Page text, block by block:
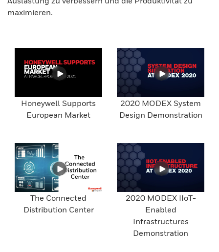
maximieren.
Honeywell Supports
European Market
2020 MODEX System
Design Demonstration
The Connected
Distribution Center
2020 MODEX IIoT-
Enabled
Infrastructures
Demonstration